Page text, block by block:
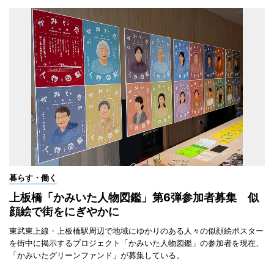
暮らす・働く
上板橋「かみいた人物図鑑」第6弾参加者募集 似
顔絵で街をにぎやかに
東武東上線・上板橋駅周辺で地域にゆかりのある人々の似顔絵ポスター
を街中に掲示するプロジェクト「かみいた人物図鑑」の参加者を現在、
「かみいたグリーンファンド」が募集している。